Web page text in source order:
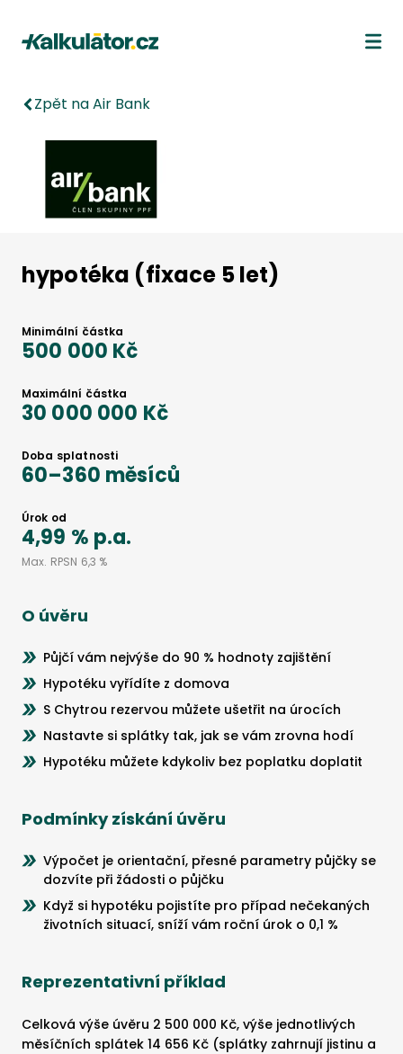
Kalkulátor.cz
Zpět na Air Bank
hypotéka (fixace 5 let)
Minimální částka
500 000 Kč
Maximální částka
30 000 000 Kč
Doba splatnosti
60–360 měsíců
Úrok od
4,99 % p.a.
Max. RPSN 6,3 %
O úvěru
Půjčí vám nejvýše do 90 % hodnoty zajištění
Hypotéku vyřídíte z domova
S Chytrou rezervou můžete ušetřit na úrocích
Nastavte si splátky tak, jak se vám zrovna hodí
Hypotéku můžete kdykoliv bez poplatku doplatit
Podmínky získání úvěru
Výpočet je orientační, přesné parametry půjčky se
dozvíte při žádosti o půjčku
Když si hypotéku pojistíte pro případ nečekaných
životních situací, sníží vám roční úrok o 0,1 %
Reprezentativní příklad
Celková výše úvěru 2 500 000 Kč, výše jednotlivých
měsíčních splátek 14 656 Kč (splátky zahrnují jistinu a